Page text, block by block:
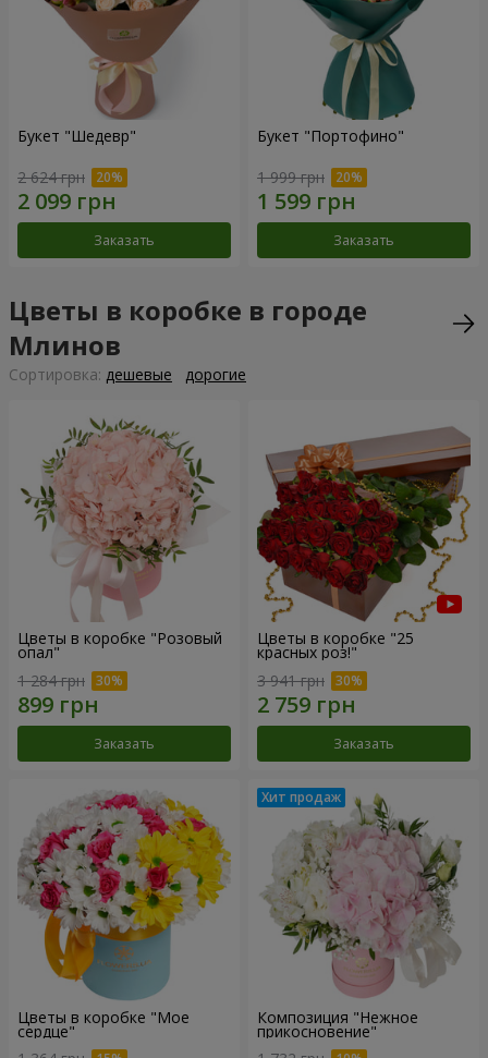
Букет "Шедевр"
2 624 грн
Заказать
Букет "Портофино"
1 999 грн
Заказать
Цветы в коробке в городе
Млинов
Cортировка: дешевые дорогие
Цветы в коробке "Розовый
опал"
1 284 грн
Заказать
Цветы в коробке "25
красных роз!"
3 941 грн
Заказать
Цветы в коробке "Мое
сердце"
Композиция "Нежное
прикосновение"